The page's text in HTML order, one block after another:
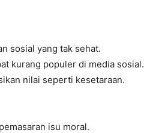
sosial yang tak sehat.
kurang populer di media sosial.
nilai seperti kesetaraan.
isu moral.